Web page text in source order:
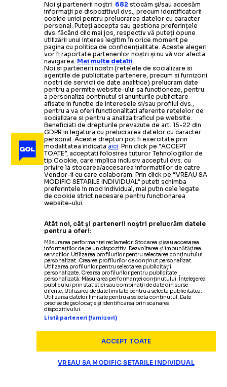
Noi și partenerii noștri 682 stocăm și/sau accesăm
informații pe dispozitivul dvs., precum identificatorii
cookie unici pentru prelucrarea datelor cu caracter
personal. Puteți accepta sau gestiona preferințele
dvs. făcând clic mai jos, respectiv vă puteți opune
utilizării unui interes legitim în orice moment pe
pagina cu politica de confidențialitate. Aceste alegeri
vor fi raportate partenerilor noștri și nu vă vor afecta
navigarea. Mai multe detalii
Noi si partenerii nostri (retelele de socializare si
agentiile de publicitate partenere, precum si furnizorii
nostri de servicii de date analitice) prelucram date
pentru a permite website-ului sa functioneze, pentru
a personaliza continutul si anunturile publicitare
afisate in functie de interesele si/sau profilul dvs.,
pentru a va oferi functionalitati aferente retelelor de
socializare si pentru a analiza traficul pe website.
Beneficiati de drepturile prevazute de art. 15-22 din
GDPR in legatura cu prelucrarea datelor cu caracter
personal. Aceste drepturi pot fi exercitate prin
modalitatea indicataaici. Prin click pe “ACCEPT
TOATE”, acceptati folosirea tuturor Tehnologiilor de
tip Cookie, care implica inclusiv acceptul dvs. cu
privire la stocarea/accesarea informatiilor de catre
Vendor-ii cu care colaboram. Prin click pe “VREAU SA
MODIFIC SETARILE INDIVIDUAL” puteti schimba
preferintele in mod individual, mai putin cele legate
de cookie strict necesare pentru functionarea
website-ului.
Atât noi, cât și partenerii noștri prelucrăm datele
pentru a oferi:
Măsurarea performanței reclamelor. Stocarea și/sau accesarea
informațiilor de pe un dispozitiv. Dezvoltarea și îmbunătățirea
serviciilor. Utilizarea profilurilor pentru selectarea conținutului
personalizat. Crearea profilurilor de conținut personalizat.
Utilizarea profilurilor pentru selectarea publicității
personalizate. Crearea profilurilor pentru publicitate
personalizată. Măsurarea performanței conținutului. Înțelegerea
publicului prin statistici sau combinații de date din surse
diferite. Utilizarea de date limitate pentru a selecta publicitatea.
Utilizarea datelor limitate pentru a selecta conținutul. Date
precise de geolocație și identificarea prin scanarea
dispozitivului.
Listă parteneri (furnizori)
ACCEPT TOATE
VREAU SA MODIFIC SETARILE INDIVIDUAL